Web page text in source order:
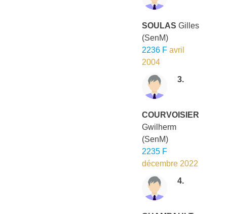
SOULAS Gilles
(SenM)
2236 F avril
2004
3.
COURVOISIER
Gwilherm
(SenM)
2235 F
décembre 2022
4.